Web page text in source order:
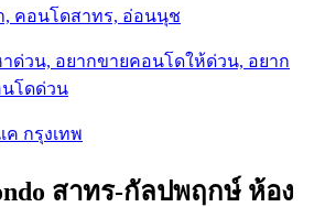
คอนโดสาทร, อ่อนนุช
ด่วน, อยากขายคอนโดให้ด่วน, อยาก
โดด่วน
กรุงเทพ
สาทร-กัลปพฤกษ์ ห้อง